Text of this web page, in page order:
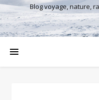
Blog voyage, nature,